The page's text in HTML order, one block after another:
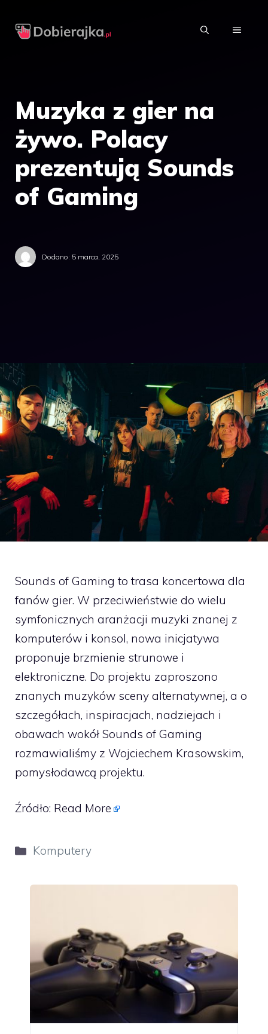
MENU
Muzyka z gier na
żywo. Polacy
prezentują Sounds
of Gaming
Dodano: 5 marca, 2025
Sounds of Gaming to trasa koncertowa dla
fanów gier. W przeciwieństwie do wielu
symfonicznych aranżacji muzyki znanej z
komputerów i konsol, nowa inicjatywa
proponuje brzmienie strunowe i
elektroniczne. Do projektu zaproszono
znanych muzyków sceny alternatywnej, a o
szczegółach, inspiracjach, nadziejach i
obawach wokół Sounds of Gaming
rozmawialiśmy z Wojciechem Krasowskim,
pomysłodawcą projektu.
Źródło: Read More
Kategorie
Komputery